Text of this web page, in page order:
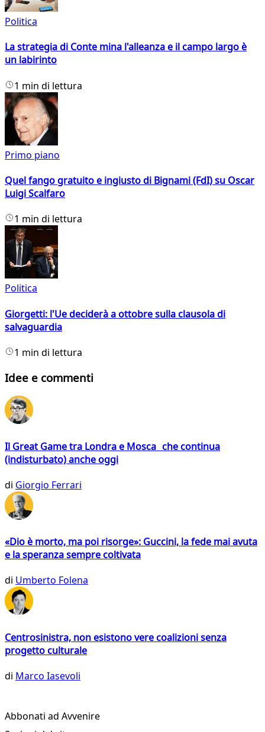
Politica
La strategia di Conte mina l'alleanza e il campo largo è
un labirinto
1 min di lettura
Primo piano
Quel fango gratuito e ingiusto di Bignami (FdI) su Oscar
Luigi Scalfaro
1 min di lettura
Politica
Giorgetti: l'Ue deciderà a ottobre sulla clausola di
salvaguardia
1 min di lettura
Idee e commenti
Il Great Game tra Londra e Mosca che continua
(indisturbato) anche oggi
di Giorgio Ferrari
«Dio è morto, ma poi risorge»: Guccini, la fede mai avuta
e la speranza sempre coltivata
di Umberto Folena
Centrosinistra, non esistono vere coalizioni senza
progetto culturale
di Marco Iasevoli
Abbonati ad Avvenire